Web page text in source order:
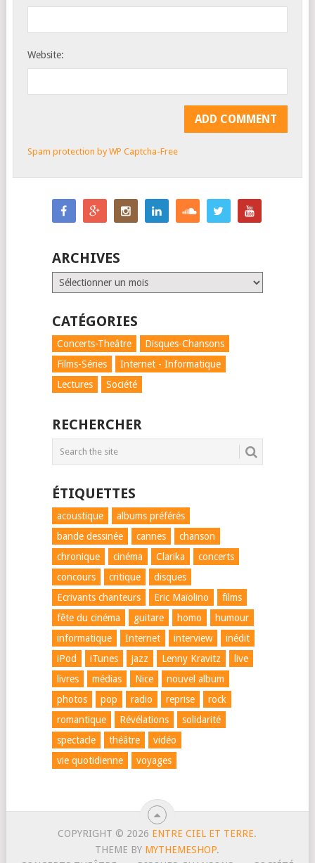
Website:
Spam protection by WP Captcha-Free
ARCHIVES
Archives
CATÉGORIES
Concerts-Theâtre
Disques-Chansons
Films-Séries
Internet - Informatique
Lectures
Société
RECHERCHER
ÉTIQUETTES
acoustique
albums préférés
bande dessinée
cannes
chanson
chronique
cinéma Clarika
concerts
concours
critique
disques
Ecrivants chanteurs
Eric Maïolino
films
fête du cinéma
guitare homo
humour
informatique
Internet interview
inédit
iPod
iTunes jazz Lenny Kravitz
live
livres
médias Nice
nouvel album
photos
pop radio reprise
rock
romantique
Révélations
solidarité
spectacle
théâtre
vidéo
vie quotidienne
voyages
COPYRIGHT © 2026 ENTRE CIEL ET TERRE.
THEME BY MYTHEMESHOP.